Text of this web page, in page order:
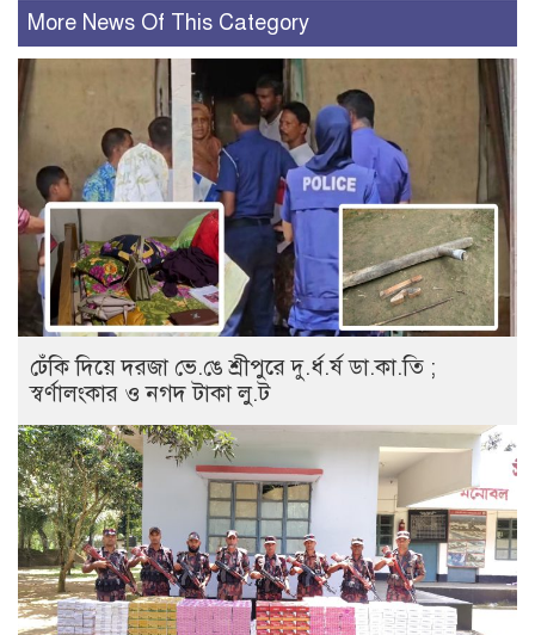
More News Of This Category
ঢেঁকি দিয়ে দরজা ভে.ঙে শ্রীপুরে দু.র্ধ.র্ষ ডা.কা.তি ;
স্বর্ণালংকার ও নগদ টাকা লু.ট